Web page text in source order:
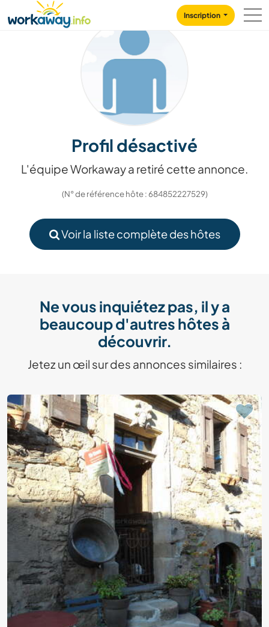
CONTENT
MAIN NAVIGATION
Inscription
Profil désactivé
L'équipe Workaway a retiré cette annonce.
(N° de référence hôte : 684852227529)
Voir la liste complète des hôtes
Ne vous inquiétez pas, il y a
beaucoup d'autres hôtes à
découvrir.
Jetez un œil sur des annonces similaires :